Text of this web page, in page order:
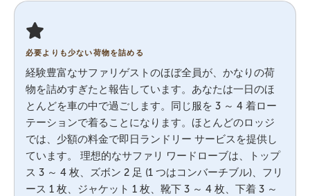
必要よりも少ない荷物を詰める
経験豊富なサファリゲストのほぼ全員が、かなりの荷
物を詰めすぎたと報告しています。あなたは一日のほ
とんどを車の中で過ごします。同じ服を 3 ～ 4 着ロー
テーションで着ることになります。ほとんどのロッジ
では、少額の料金で即日ランドリー サービスを提供し
ています。 理想的なサファリ ワードローブは、トップ
ス 3 ～ 4 枚、ズボン 2 足 (1 つはコンバーチブル)、フリ
ース 1 枚、ジャケット 1 枚、靴下 3 ～ 4 枚、下着 3 ～